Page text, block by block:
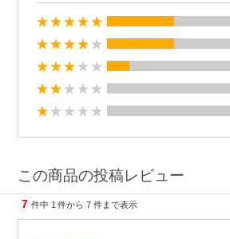
この商品の投稿レビュー
7 件中 1 件から 7 件まで表示